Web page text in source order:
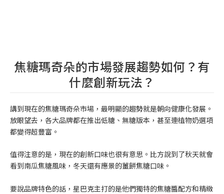
焦糖瑪奇朵的市場發展趨勢如何？有
什麼創新玩法？
講到現在的焦糖瑪奇朵市場，最明顯的趨勢就是朝向健康化發展。
放眼望去，各大品牌都在推出低糖、無糖版本，甚至連植物奶選項
都變得超豐富。
值得注意的是，現在的創新口味也很有意思。比方說到了秋天就會
看到南瓜焦糖風味，冬天還有應景的薑餅焦糖口味。
要說品牌特色的話，星巴克主打的是他們獨特的焦糖醬配方和精緻